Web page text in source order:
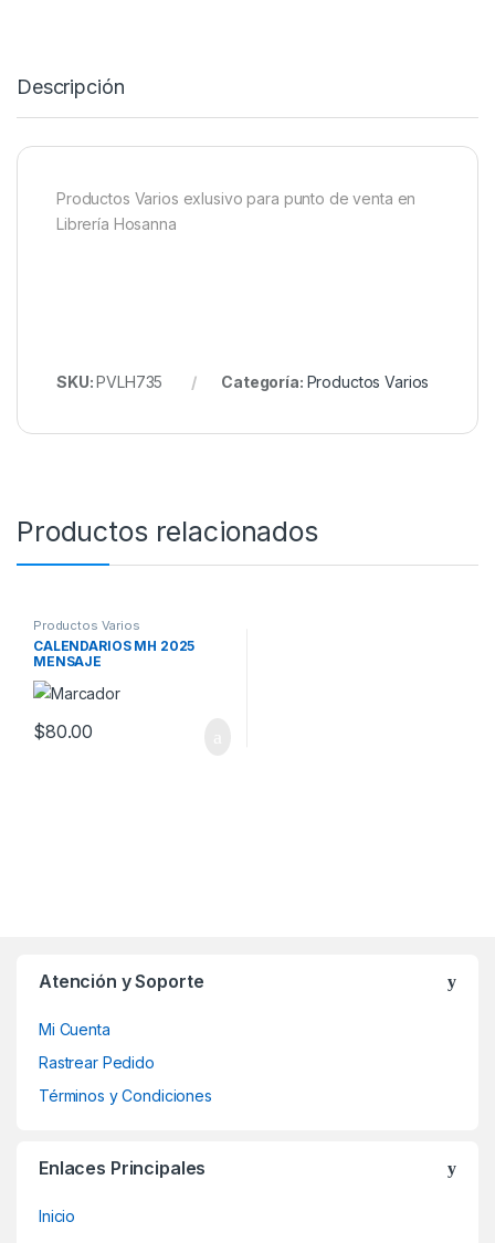
Descripción
Productos Varios exlusivo para punto de venta en
Librería Hosanna
SKU:PVLH735 Categoría: Productos Varios
Productos relacionados
Productos Varios
CALENDARIOS MH 2025
MENSAJE
$80.00
Atención y Soporte
Mi Cuenta
Rastrear Pedido
Términos y Condiciones
Enlaces Principales
Inicio